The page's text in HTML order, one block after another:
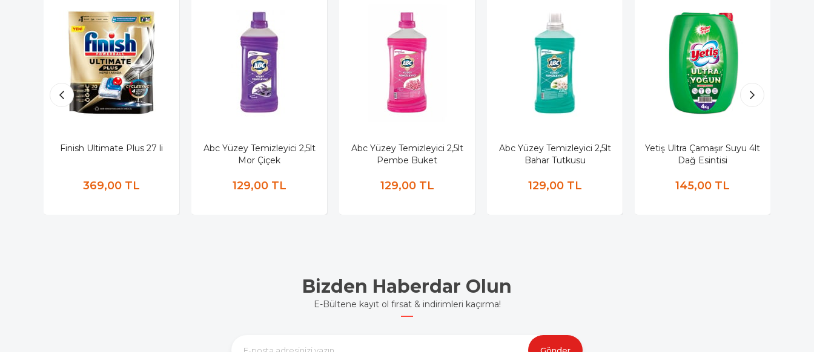
Finish Ultimate Plus 27 li
369,00 TL
Abc Yüzey Temizleyici 2,5lt
Mor Çiçek
129,00 TL
Abc Yüzey Temizleyici 2,5lt
Pembe Buket
129,00 TL
Abc Yüzey Temizleyici 2,5lt
Bahar Tutkusu
129,00 TL
Yetiş Ultra Çamaşır Suyu 4lt
Dağ Esintisi
145,00 TL
Bizden Haberdar Olun
E-Bültene kayıt ol fırsat & indirimleri kaçırma!